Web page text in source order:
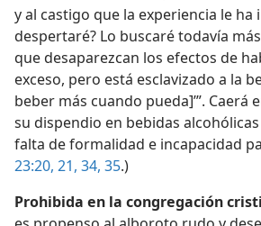
y al castigo que la experiencia le ha
despertaré? Lo buscaré todavía
que desaparezcan los efectos de
exceso, pero está esclavizado a la
beber más cuando pueda]’”. Caerá
su dispendio en bebidas
falta de formalidad e incapacidad
23:20, 21, 34, 35.)
Prohibida en la congregación